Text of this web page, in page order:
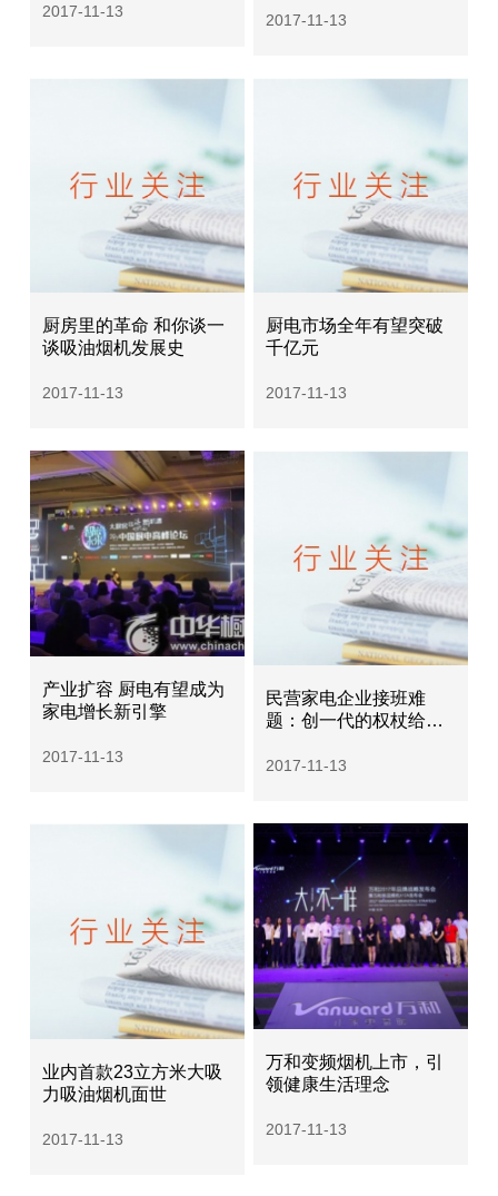
2017-11-13
2017-11-13
厨房里的革命 和你谈一
谈吸油烟机发展史
2017-11-13
厨电市场全年有望突破
千亿元
2017-11-13
产业扩容 厨电有望成为
家电增长新引擎
2017-11-13
民营家电企业接班难
题：创一代的权杖给子
2017-11-13
业内首款23立方米大吸
力吸油烟机面世
2017-11-13
万和变频烟机上市，引
领健康生活理念
2017-11-13